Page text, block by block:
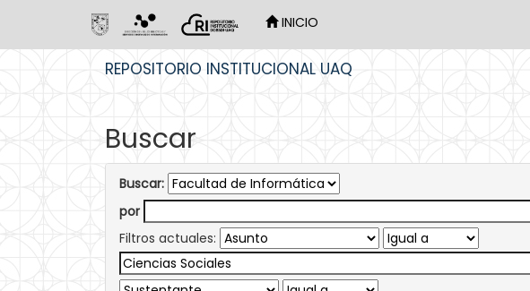
INICIO
REPOSITORIO INSTITUCIONAL UAQ
Buscar
Buscar:
por
Filtros actuales: